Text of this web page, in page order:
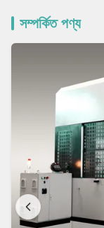
সম্পর্কিত পণ্য